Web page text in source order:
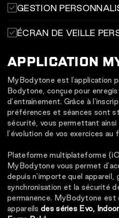
enregistrés et les séances
etc.
GESTION
unique pour les chaînes/
ÉCRAN DE VEILLE
que des images ou des vidéos
APPLICATION
MyBodytone est l'application
Bodytone, conçue pour
d'entraînement. Grâce à
préférences et séances sont
sécurité, vous permettant
l'évolution de vos exercices au
Plateforme multiplateforme
MyBodytone vous permet
depuis n'importe quel appareil,
synchronisation et la sécurité
permanence. MyBodytone est
appareils des séries Evo,